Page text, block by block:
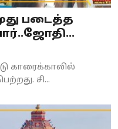
படைத்த
காரைக்காலில்
சி...